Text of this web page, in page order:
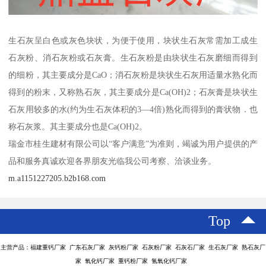
生石灰呈白色或灰色块状，为便于使用，块状生石灰常需加工成生
石灰粉、消石灰粉或石灰膏。生石灰粉是由块状生石灰磨细而得到
的细粉，其主要成分是CaO；消石灰粉是块状生石灰用适量水熟化而
得到的粉末，又称熟石灰，其主要成分是Ca(OH)2；石灰膏是块状生
石灰用较多的水(约为生石灰体积的3—4倍)熟化而得到的膏状物．也
称石灰浆。其主要成分也是Ca(OH)2。
瑞金市桂生建材有限公司以“客户满意”为准则，竭诚为用户提供的产
品和服务真诚欢迎各界朋友光临我公司考察、洽谈业务。
m.a1151227205.b2b168.com
Top
主营产品：福建重钙厂家 广东石灰厂家 灰钙粉厂家 石灰粉厂家 石灰石厂家 生石灰厂家 熟石灰厂
家 氧化钙厂家 重钙粉厂家 氢氧化钙厂家